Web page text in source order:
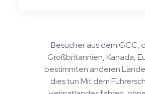
Besucher aus dem GCC,
Großbritannien, Kanada,
bestimmten anderen
dies tun Mit dem